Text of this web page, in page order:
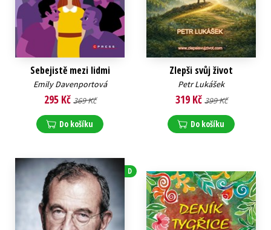
Sebejistě mezi lidmi
Emily Davenportová
295 Kč 369 Kč
Do košíku
Zlepši svůj život
Petr Lukášek
319 Kč 399 Kč
Do košíku
D